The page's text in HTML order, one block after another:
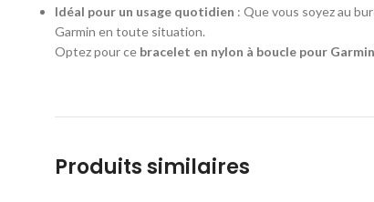
Idéal pour un usage quotidien : Que vous soyez au
Garmin en toute situation.
Optez pour ce bracelet en nylon à boucle pour
Produits similaires